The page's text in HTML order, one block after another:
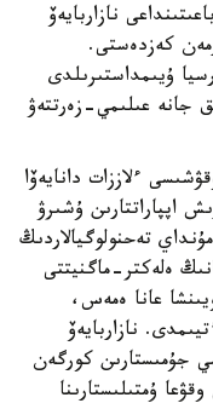
نازاربايەۆ
كەزدەستى.
ۇيىمداستىرىلدى
جانە عىلىمي-زەرتتەۋ
ءلاززات دانايەۆا
اپپاراتتارىن ۇشىرۋ
تەحنولوگيالاردىڭ
ەلەكتر-ماگنيتتى
عانا ەمەس،
نازاربايەۆ
جۇمىستارىن كورگەن
ۇمتىلىستارىنا